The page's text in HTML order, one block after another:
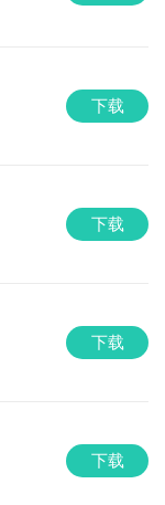
下载
下载
下载
下载